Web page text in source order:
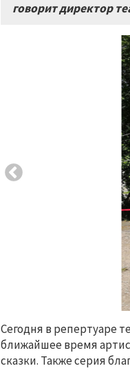
говорит директор
Сегодня в репертуаре
ближайшее время
сказки. Также серия